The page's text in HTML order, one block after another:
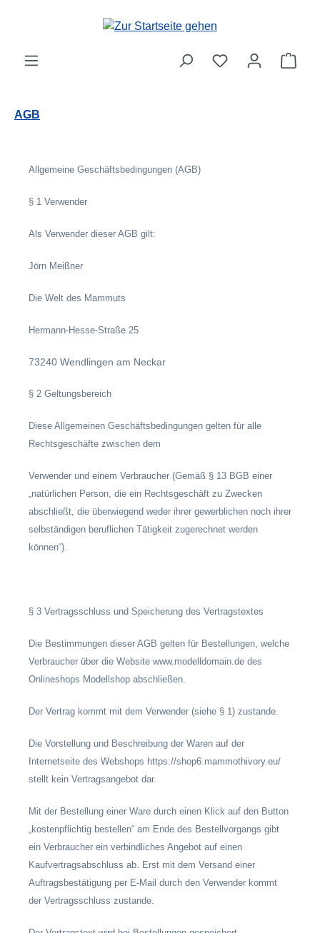
Zum Hauptinhalt springen
AGB
Allgemeine Geschäftsbedingungen (AGB)
§ 1 Verwender
Als Verwender dieser AGB gilt:
Jörn Meißner
Die Welt des Mammuts
Hermann-Hesse-Straße 25
73240 Wendlingen am Neckar
§ 2 Geltungsbereich
Diese Allgemeinen Geschäftsbedingungen gelten für alle
Rechtsgeschäfte zwischen dem
Verwender und einem Verbraucher (Gemäß § 13 BGB einer
„natürlichen Person, die ein Rechtsgeschäft zu Zwecken
abschließt, die überwiegend weder ihrer gewerblichen noch ihrer
selbständigen beruflichen Tätigkeit zugerechnet werden
können“).
§ 3 Vertragsschluss und Speicherung des Vertragstextes
Die Bestimmungen dieser AGB gelten für Bestellungen, welche
Verbraucher über die Website www.modelldomain.de des
Onlineshops Modellshop abschließen.
Der Vertrag kommt mit dem Verwender (siehe § 1) zustande.
Die Vorstellung und Beschreibung der Waren auf der
Internetseite des Webshops https://shop6.mammothivory.eu/
stellt kein Vertragsangebot dar.
Mit der Bestellung einer Ware durch einen Klick auf den Button
„kostenpflichtig bestellen“ am Ende des Bestellvorgangs gibt
ein Verbraucher ein verbindliches Angebot auf einen
Kaufvertragsabschluss ab. Erst mit dem Versand einer
Auftragsbestätigung per E-Mail durch den Verwender kommt
der Vertragsschluss zustande.